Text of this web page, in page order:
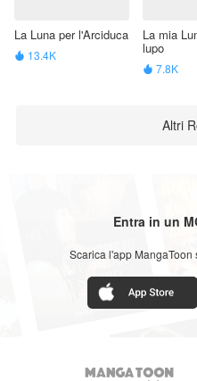
La Luna per l'Arciduca
 13.4K
La mia
lupo
 7.8K
Altri
Entra in un
Scarica l'app
